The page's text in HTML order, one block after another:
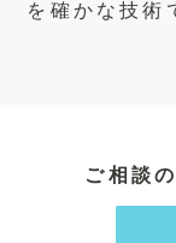
を確かな技術
ご相談